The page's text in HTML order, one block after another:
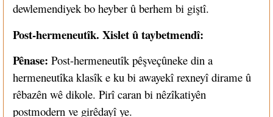
dewlemendiyek bo heyber û berhem bi giştî.
Post-hermeneutîk. Xislet û taybetmendî:
Pênase: Post-hermeneutîk pêşveçûneke din a
hermeneutîka klasîk e ku bi awayekî rexneyî dirame û
rêbazên wê dikole. Pirî caran bi nêzîkatiyên
postmodern ve girêdayî ye.